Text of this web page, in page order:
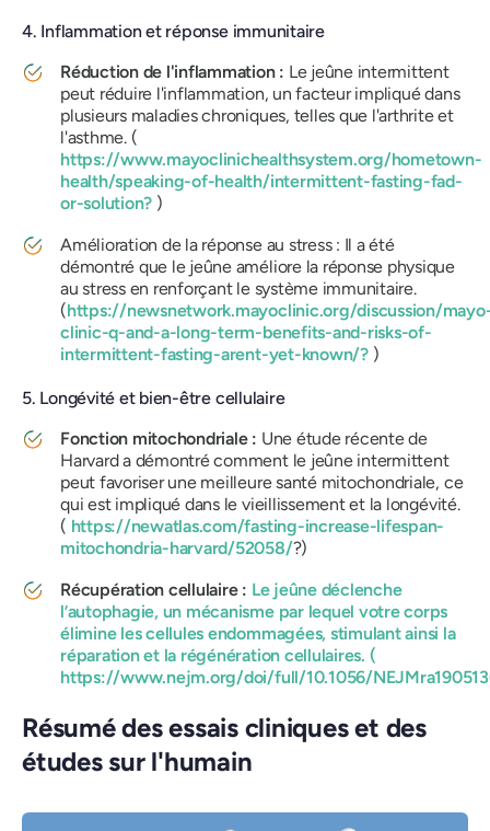
4. Inflammation et réponse immunitaire
Réduction de l'inflammation : Le jeûne intermittent
peut réduire l'inflammation, un facteur impliqué dans
plusieurs maladies chroniques, telles que l'arthrite et
l'asthme. (
https://www.mayoclinichealthsystem.org/hometown-
health/speaking-of-health/intermittent-fasting-fad-
or-solution? )
Amélioration de la réponse au stress : Il a été
démontré que le jeûne améliore la réponse physique
au stress en renforçant le système immunitaire.
(https://newsnetwork.mayoclinic.org/discussion/
clinic-q-and-a-long-term-benefits-and-risks-of-
intermittent-fasting-arent-yet-known/?)
5. Longévité et bien-être cellulaire
Fonction mitochondriale : Une étude récente de
Harvard a démontré comment le jeûne intermittent
peut favoriser une meilleure santé mitochondriale, ce
qui est impliqué dans le vieillissement et la longévité.
( https://newatlas.com/fasting-increase-lifespan-
mitochondria-harvard/52058/?)
Récupération cellulaire : Le jeûne déclenche
l’autophagie, un mécanisme par lequel votre corps
élimine les cellules endommagées, stimulant ainsi la
réparation et la régénération cellulaires. (
https://www.nejm.org/doi/full/10.1056/
Résumé des essais cliniques et des
études sur l'humain